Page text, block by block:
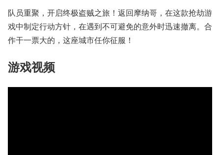
队员重聚，开启终极盗贼之旅！返回摩纳哥，在这款抢劫游
戏中制定行动方针，在遇到不可避免的意外时迅速撤离。合
作干一票大的，这座城市任你征服！
游戏视频